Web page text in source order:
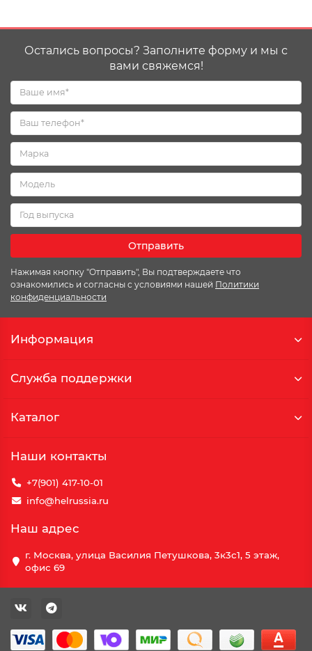
Остались вопросы? Заполните форму и мы с
вами свяжемся!
Отправить
Нажимая кнопку "Отправить", Вы подтверждаете что
ознакомились и согласны с условиями нашей Политики
конфиденциальности
Информация
Служба поддержки
Каталог
Наши контакты
+7(901) 417-10-01
info@helrussia.ru
Наш адрес
г. Москва, улица Василия Петушкова, 3к3c1, 5 этаж,
офис 69